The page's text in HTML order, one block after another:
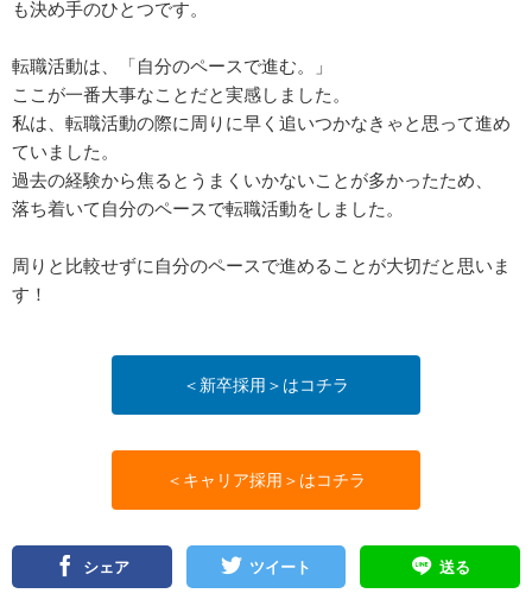
も決め手のひとつです。
転職活動は、「自分のペースで進む。」
ここが一番大事なことだと実感しました。
私は、転職活動の際に周りに早く追いつかなきゃと思って進め
ていました。
過去の経験から焦るとうまくいかないことが多かったため、
落ち着いて自分のペースで転職活動をしました。
周りと比較せずに自分のペースで進めることが大切だと思いま
す！
＜新卒採用＞はコチラ
＜キャリア採用＞はコチラ
シェア ツイート 送る